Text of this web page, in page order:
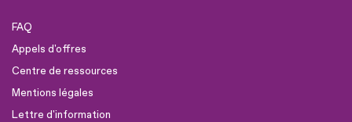
FAQ
Appels d'offres
Centre de ressources
Mentions légales
Lettre d'information